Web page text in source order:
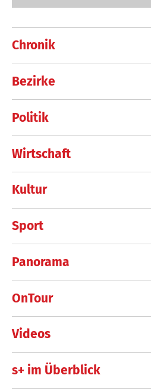
Chronik
Bezirke
Politik
Wirtschaft
Kultur
Sport
Panorama
OnTour
Videos
s+ im Überblick